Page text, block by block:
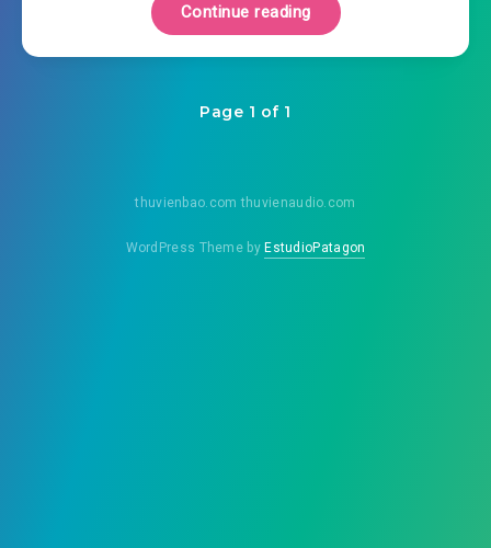
Continue reading
Page 1 of 1
thuvienbao.com thuvienaudio.com
WordPress Theme byEstudioPatagon